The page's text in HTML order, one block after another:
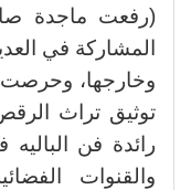
(رفعت ماجدة
المشاركة في
وخارجها، وحرصت
توثيق تراث
رائدة فن
والقنوات